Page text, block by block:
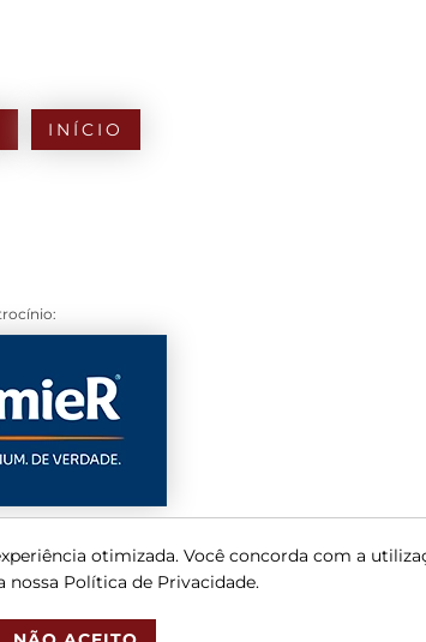
INÍCIO
otimizada. Você concorda com a
nossa Política de Privacidade.